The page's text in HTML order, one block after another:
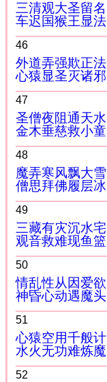
三清观大圣留名
车迟国猴王显法
46
外道弄强欺正法
心猿显圣灭诸邪
47
圣僧夜阻通天水
金木垂慈救小童
48
魔弄寒风飘大雪
僧思拜佛履层冰
49
三藏有灾沉水宅
观音救难现鱼篮
50
情乱性从因爱欲
神昏心动遇魔头
51
心猿空用千般计
水火无功难炼魔
52